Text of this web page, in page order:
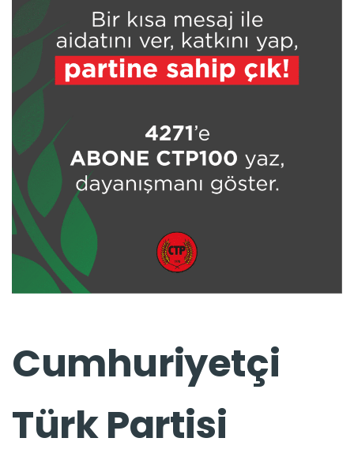
Cumhuriyetçi
Türk Partisi